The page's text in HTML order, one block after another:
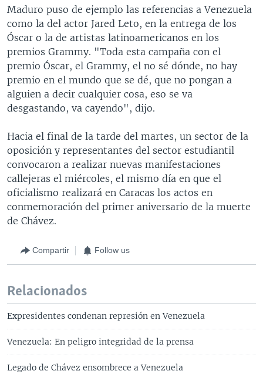
Maduro puso de ejemplo las referencias a Venezuela
como la del actor Jared Leto, en la entrega de los
Óscar o la de artistas latinoamericanos en los
premios Grammy. "Toda esta campaña con el
premio Óscar, el Grammy, el no sé dónde, no hay
premio en el mundo que se dé, que no pongan a
alguien a decir cualquier cosa, eso se va
desgastando, va cayendo", dijo.
Hacia el final de la tarde del martes, un sector de la
oposición y representantes del sector estudiantil
convocaron a realizar nuevas manifestaciones
callejeras el miércoles, el mismo día en que el
oficialismo realizará en Caracas los actos en
conmemoración del primer aniversario de la muerte
de Chávez.
Compartir Follow us
Relacionados
Expresidentes condenan represión en Venezuela
Venezuela: En peligro integridad de la prensa
Legado de Chávez ensombrece a Venezuela